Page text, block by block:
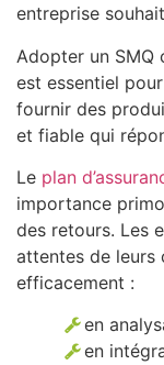
entreprise
Adopter un SMQ
est essentiel
fournir des
et fiable qui
Le plan
importance
des retours. Les
attentes de leurs
efficacement :
en
en